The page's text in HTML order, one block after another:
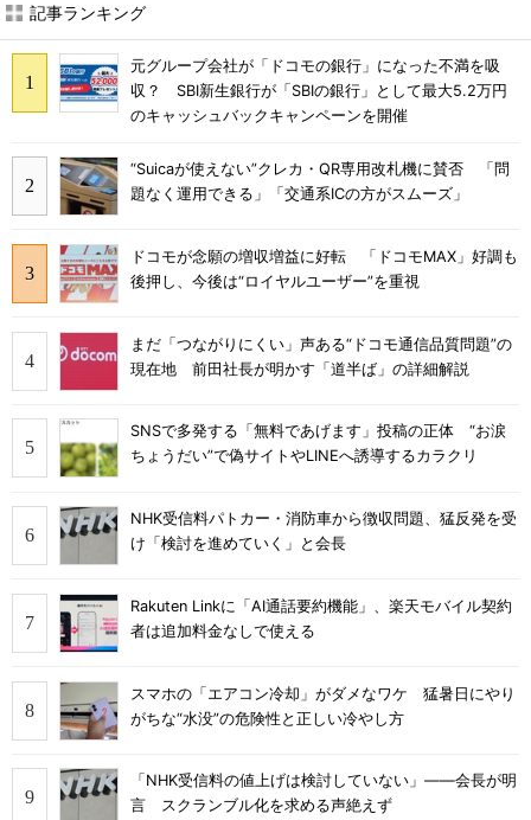
記事ランキング
元グループ会社が「ドコモの銀行」になった不満を吸
収？ SBI新生銀行が「SBIの銀行」として最大5.2万円
のキャッシュバックキャンペーンを開催
“Suicaが使えない”クレカ・QR専用改札機に賛否 「問
題なく運用できる」「交通系ICの方がスムーズ」
ドコモが念願の増収増益に好転 「ドコモMAX」好調も
後押し、今後は“ロイヤルユーザー”を重視
まだ「つながりにくい」声ある“ドコモ通信品質問題”の
現在地 前田社長が明かす「道半ば」の詳細解説
SNSで多発する「無料であげます」投稿の正体 “お涙
ちょうだい”で偽サイトやLINEへ誘導するカラクリ
NHK受信料パトカー・消防車から徴収問題、猛反発を受
け「検討を進めていく」と会長
Rakuten Linkに「AI通話要約機能」、楽天モバイル契約
者は追加料金なしで使える
スマホの「エアコン冷却」がダメなワケ 猛暑日にやり
がちな“水没”の危険性と正しい冷やし方
「NHK受信料の値上げは検討していない」――会長が明
言 スクランブル化を求める声絶えず